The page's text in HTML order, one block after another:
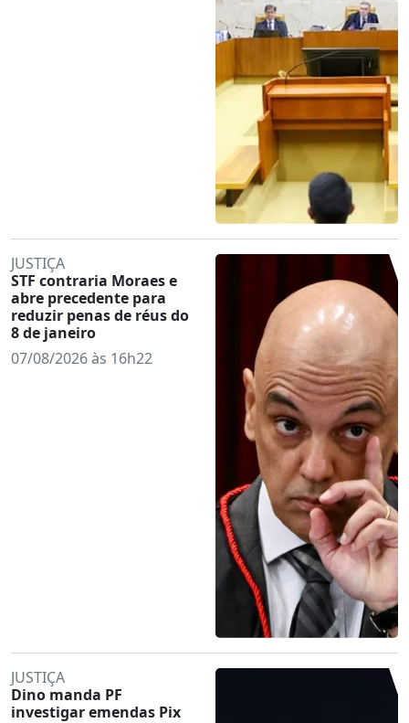
JUSTIÇA
STF contraria Moraes e
abre precedente para
reduzir penas de réus do
8 de janeiro
07/08/2026 às 16h22
JUSTIÇA
Dino manda PF
investigar emendas Pix